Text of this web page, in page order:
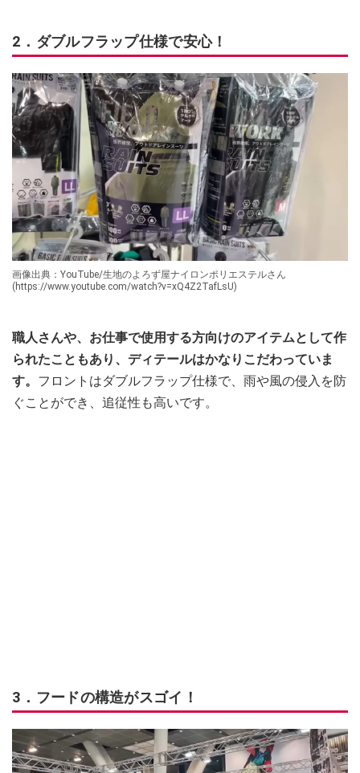
2．ダブルフラップ仕様で安心！
画像出典：YouTube/生地のよろず屋ナイロンポリエステルさん
(https://www.youtube.com/watch?v=xQ4Z2TafLsU)
職人さんや、お仕事で使用する方向けのアイテムとして作
られたこともあり、ディテールはかなりこだわっていま
す。 フロントはダブルフラップ仕様で、雨や風の侵入を防
ぐことができ、追従性も高いです。
3．フードの構造がスゴイ！